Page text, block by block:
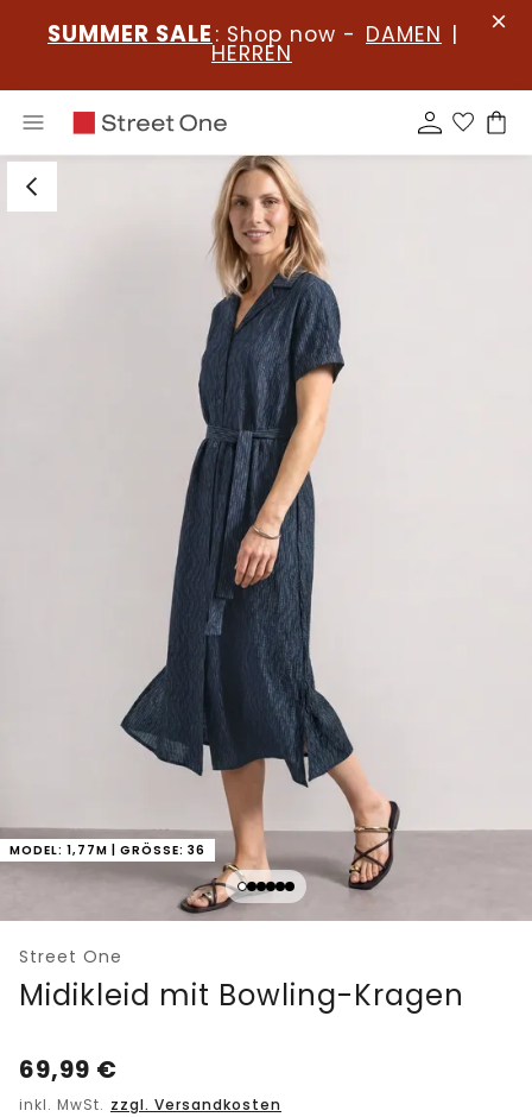
SUMMER SALE : Shop now - DAMEN |
HERREN
MODEL: 1,77M | GRÖSSE: 36
Street One
Midikleid mit Bowling-Kragen
69,99 €
inkl. MwSt. zzgl. Versandkosten